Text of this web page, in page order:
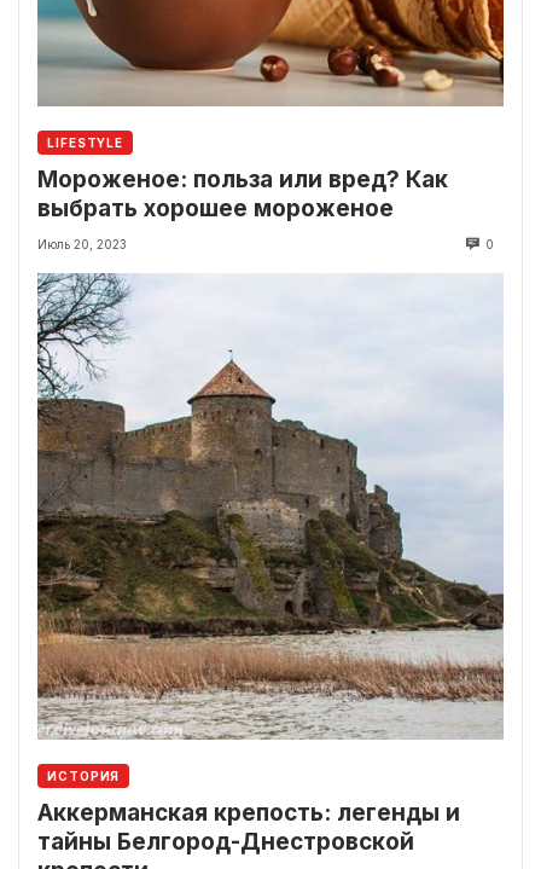
LIFESTYLE
Мороженое: польза или вред? Как
выбрать хорошее мороженое
Июль 20, 2023 0
ИСТОРИЯ
Аккерманская крепость: легенды и
тайны Белгород-Днестровской